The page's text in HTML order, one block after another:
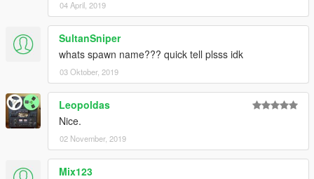
04 April, 2019
SultanSniper
whats spawn name??? quick tell plsss idk
03 Oktober, 2019
Leopoldas
Nice.
02 November, 2019
Mix123